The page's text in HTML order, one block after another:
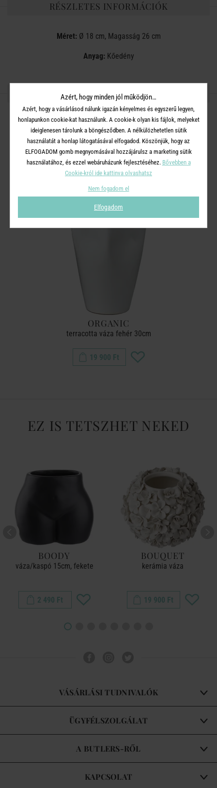
RÉSZLETES INFORMÁCIÓK
Méret:Ø 18 cm, Magasság 26 cm
Anyag:Kőedény
OSZD MEG MÁSOKKAL!
A TERMÉKCSALÁD TOVÁBBI
TERMÉKEI
ORGANIC
terracotta váza fehér 30cm
19 900 Ft
EZ IS TETSZHET NEKED
BOODY
váza/kaspó 15cm, fekete
2 490 Ft
BOUQUET
kerámia váza
19 900 Ft
VÁSÁRLÁSI TUDNIVALÓK
ÜGYFÉLSZOLGÁLAT
A BUTLERS-RŐL
KAPCSOLAT
Azért, hogy minden jól működjön…
Azért, hogy a vásárlásod nálunk igazán kényelmes és egyszerű legyen,
honlapunkon cookie-kat használunk. A cookie-k olyan kis fájlok, melyeket
ideiglenesen tárolunk a böngésződben. A nélkülözhetetlen sütik
használatát a honlap látogatásával elfogadod. Köszönjük, hogy az
ELFOGADOM gomb megnyomásával hozzájárulsz a marketing sütik
használatához, és ezzel webáruházunk fejlesztéséhez. Bővebben a
Cookie-król ide kattinva olvashatsz
Nem fogadom el
Elfogadom